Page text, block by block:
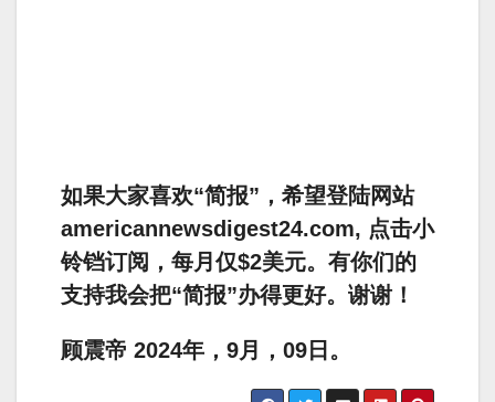
如果大家喜欢“简报”，希望登陆网站
americannewsdigest24.com, 点击小
铃铛订阅，每月仅$2美元。有你们的
支持我会把“简报”办得更好。谢谢！
顾震帝 2024年，9月，09日。